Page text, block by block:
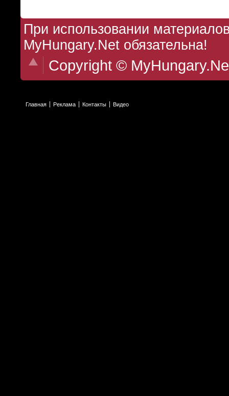
При использовании
MyHungary.Net обязательна!
Copyright ©
Главная Реклама Контакты Видео